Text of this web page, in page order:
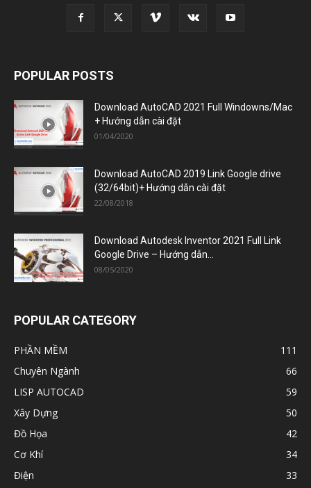
POPULAR POSTS
Download AutoCAD 2021 Full Windowns/Mac
+ Hướng dẫn cài đặt
01/04/2020
Download AutoCAD 2019 Link Google drive
(32/64bit)+ Hướng dẫn cài đặt
22/08/2018
Download Autodesk Inventor 2021 Full Link
Google Drive – Hướng dẫn...
08/05/2020
POPULAR CATEGORY
PHẦN MỀM
111
Chuyên Ngành
66
LISP AUTOCAD
59
Xây Dựng
50
Đồ Họa
42
Cơ Khí
34
Điện
33